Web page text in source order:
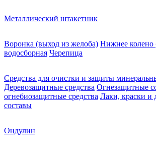
Металлический штакетник
Воронка (выход из желоба) Нижнее колено
водосборная Черепица
Средства для очистки и защиты
Деревозащитные средства Огнезащитные
огнебиозащитные средства Лаки, краски и
составы
Ондулин